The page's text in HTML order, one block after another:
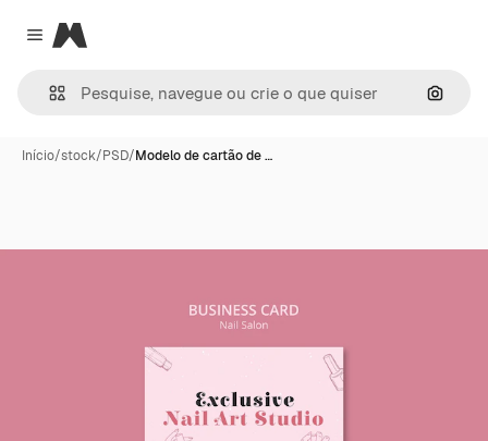
Close menu
Magnific
Início/stock/PSD/Modelo de cartão de …